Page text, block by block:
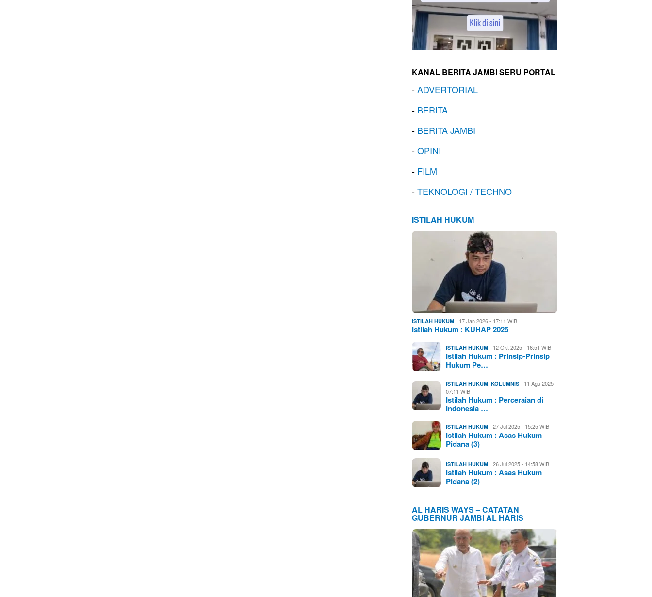
KANAL BERITA JAMBI SERU PORTAL
-ADVERTORIAL
- BERITA
- BERITA JAMBI
-OPINI
- FILM
-TEKNOLOGI / TECHNO
ISTILAH HUKUM
ISTILAH HUKUM 17 Jan 2026 - 17:11 WIB
Istilah Hukum : KUHAP 2025
ISTILAH HUKUM 12 Okt 2025 - 16:51 WIB
Istilah Hukum : Prinsip-Prinsip
Hukum Pe…
ISTILAH HUKUM ,KOLUMNIS
11 Agu 2025 -
07:11 WIB
Istilah Hukum : Perceraian di
Indonesia …
ISTILAH HUKUM 27 Jul 2025 - 15:25 WIB
Istilah Hukum : Asas Hukum
Pidana (3)
ISTILAH HUKUM 26 Jul 2025 - 14:58 WIB
Istilah Hukum : Asas Hukum
Pidana (2)
AL HARIS WAYS – CATATAN
GUBERNUR JAMBI AL HARIS